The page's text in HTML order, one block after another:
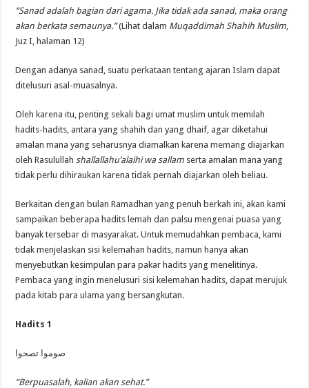
“Sanad adalah bagian dari agama. Jika tidak ada sanad, maka orang
akan berkata semaunya.”(Lihat dalam Muqaddimah Shahih Muslim
Juz I, halaman 12)
Dengan adanya sanad, suatu perkataan tentang ajaran Islam dapat
ditelusuri asal-muasalnya.
Oleh karena itu, penting sekali bagi umat muslim untuk memilah
hadits-hadits, antara yang shahih dan yang dhaif, agar diketahui
amalan mana yang seharusnya diamalkan karena memang diajarkan
oleh Rasulullah shallallahu’alaihi wa sallam serta amalan mana yang
tidak perlu dihiraukan karena tidak pernah diajarkan oleh beliau.
Berkaitan dengan bulan Ramadhan yang penuh berkah ini, akan kami
sampaikan beberapa hadits lemah dan palsu mengenai puasa yang
banyak tersebar di masyarakat. Untuk memudahkan pembaca, kami
tidak menjelaskan sisi kelemahan hadits, namun hanya akan
menyebutkan kesimpulan para pakar hadits yang menelitinya.
Pembaca yang ingin menelusuri sisi kelemahan hadits, dapat merujuk
pada kitab para ulama yang bersangkutan.
Hadits 1
صوموا تصحوا
“Berpuasalah, kalian akan sehat.”